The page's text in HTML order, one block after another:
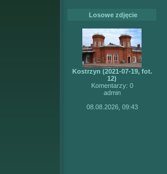
Losowe zdjęcie
Kostrzyn (2021-07-19, fot.
12)
Komentarzy: 0
admin
08.08.2026, 09:43